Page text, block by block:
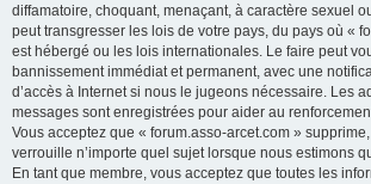
diffamatoire, choquant, menaçant, à caractère sexuel
peut transgresser les lois de votre pays, du pays où «
est hébergé ou les lois internationales. Le faire peut
bannissement immédiat et permanent, avec une
d’accès à Internet si nous le jugeons nécessaire. Les
messages sont enregistrées pour aider au
Vous acceptez que « forum.asso-arcet.com »
verrouille n’importe quel sujet lorsque nous estimons
En tant que membre, vous acceptez que toutes les